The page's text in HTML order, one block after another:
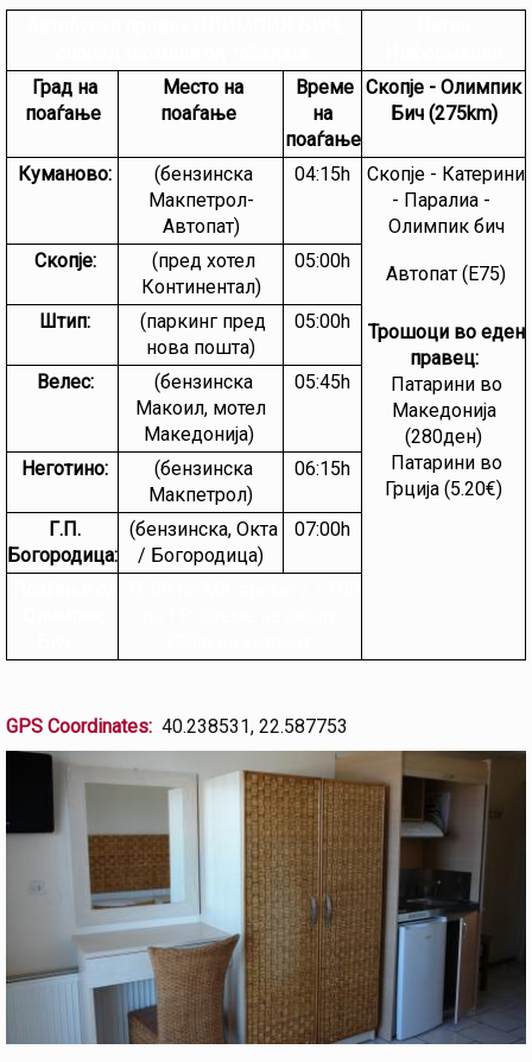
Град на
поаѓање
Mесто на
поаѓање
Време
на
поаѓање
Скопје - Олимпик
Бич (275km)
Куманово:
(бензинска
Макпетрол-
Автопат)
04:15h
Скопје - Катерини
- Паралиа -
Олимпик бич
Автопат (Е75)
Трошоци во еден
правец:
Патaрини во
Македонија
(280ден)
Патарини во
Грција (5.20€)
Скопје:
(пред хотел
Континентал)
05:00h
Штип:
(паркинг пред
нова пошта)
05:00h
Велес:
(бензинска
Макоил, мотел
Македонија)
05:45h
Неготино:
(бензинска
Макпетрол)
06:15h
Г.П.
Богородица:
(бензинска, Oкта
/ Богородица)
07:00h
GPS Coordinates: 40.238531, 22.587753